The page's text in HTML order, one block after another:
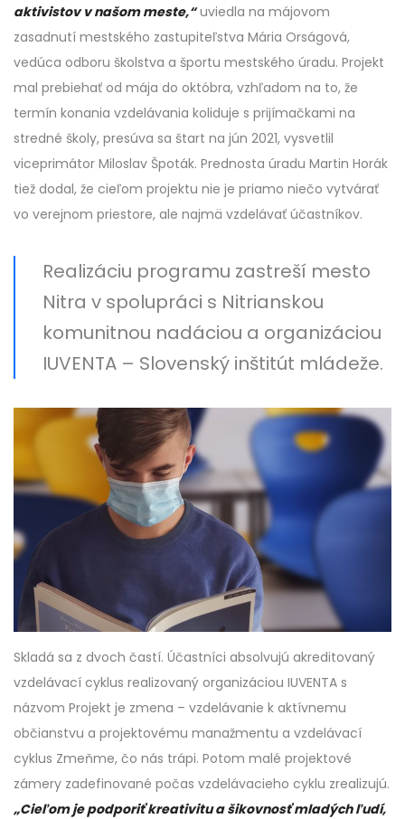
aktivistov v našom meste,“uviedla na májovom
zasadnutí mestského zastupiteľstva Mária Orságová,
vedúca odboru školstva a športu mestského úradu. Projekt
mal prebiehať od mája do októbra, vzhľadom na to, že
termín konania vzdelávania koliduje s prijímačkami na
stredné školy, presúva sa štart na jún 2021, vysvetlil
viceprimátor Miloslav Špoták. Prednosta úradu Martin Horák
tiež dodal, že cieľom projektu nie je priamo niečo vytvárať
vo verejnom priestore, ale najmä vzdelávať účastníkov.
Realizáciu programu zastreší mesto
Nitra v spolupráci s Nitrianskou
komunitnou nadáciou a organizáciou
IUVENTA – Slovenský inštitút mládeže.
Skladá sa z dvoch častí. Účastníci absolvujú akreditovaný
vzdelávací cyklus realizovaný organizáciou IUVENTA s
názvom Projekt je zmena – vzdelávanie k aktívnemu
občianstvu a projektovému manažmentu a vzdelávací
cyklus Zmeňme, čo nás trápi. Potom malé projektové
zámery zadefinované počas vzdelávacieho cyklu zrealizujú.
„Cieľom je podporiť kreativitu a šikovnosť mladých ľudí,